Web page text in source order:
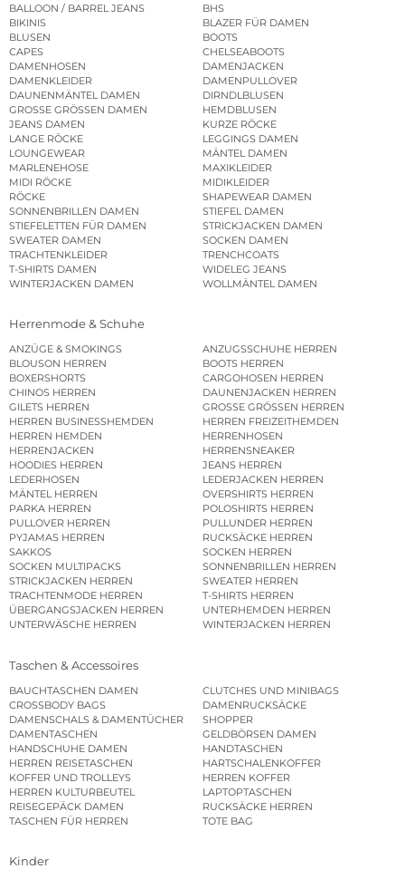
BALLOON / BARREL JEANS
BHS
BIKINIS
BLAZER FÜR DAMEN
BLUSEN
BOOTS
CAPES
CHELSEABOOTS
DAMENHOSEN
DAMENJACKEN
DAMENKLEIDER
DAMENPULLOVER
DAUNENMÄNTEL DAMEN
DIRNDLBLUSEN
GROSSE GRÖSSEN DAMEN
HEMDBLUSEN
JEANS DAMEN
KURZE RÖCKE
LANGE RÖCKE
LEGGINGS DAMEN
LOUNGEWEAR
MÄNTEL DAMEN
MARLENEHOSE
MAXIKLEIDER
MIDI RÖCKE
MIDIKLEIDER
RÖCKE
SHAPEWEAR DAMEN
SONNENBRILLEN DAMEN
STIEFEL DAMEN
STIEFELETTEN FÜR DAMEN
STRICKJACKEN DAMEN
SWEATER DAMEN
SOCKEN DAMEN
TRACHTENKLEIDER
TRENCHCOATS
T-SHIRTS DAMEN
WIDELEG JEANS
WINTERJACKEN DAMEN
WOLLMÄNTEL DAMEN
Herrenmode & Schuhe
ANZÜGE & SMOKINGS
ANZUGSSCHUHE HERREN
BLOUSON HERREN
BOOTS HERREN
BOXERSHORTS
CARGOHOSEN HERREN
CHINOS HERREN
DAUNENJACKEN HERREN
GILETS HERREN
GROSSE GRÖSSEN HERREN
HERREN BUSINESSHEMDEN
HERREN FREIZEITHEMDEN
HERREN HEMDEN
HERRENHOSEN
HERRENJACKEN
HERRENSNEAKER
HOODIES HERREN
JEANS HERREN
LEDERHOSEN
LEDERJACKEN HERREN
MÄNTEL HERREN
OVERSHIRTS HERREN
PARKA HERREN
POLOSHIRTS HERREN
PULLOVER HERREN
PULLUNDER HERREN
PYJAMAS HERREN
RUCKSÄCKE HERREN
SAKKOS
SOCKEN HERREN
SOCKEN MULTIPACKS
SONNENBRILLEN HERREN
STRICKJACKEN HERREN
SWEATER HERREN
TRACHTENMODE HERREN
T-SHIRTS HERREN
ÜBERGANGSJACKEN HERREN
UNTERHEMDEN HERREN
UNTERWÄSCHE HERREN
WINTERJACKEN HERREN
Taschen & Accessoires
BAUCHTASCHEN DAMEN
CLUTCHES UND MINIBAGS
CROSSBODY BAGS
DAMENRUCKSÄCKE
DAMENSCHALS & DAMENTÜCHER
SHOPPER
DAMENTASCHEN
GELDBÖRSEN DAMEN
HANDSCHUHE DAMEN
HANDTASCHEN
HERREN REISETASCHEN
HARTSCHALENKOFFER
KOFFER UND TROLLEYS
HERREN KOFFER
HERREN KULTURBEUTEL
LAPTOPTASCHEN
REISEGEPÄCK DAMEN
RUCKSÄCKE HERREN
TASCHEN FÜR HERREN
TOTE BAG
Kinder